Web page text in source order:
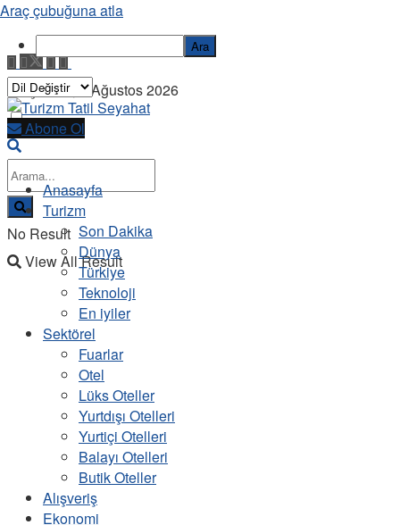
Perşembe, 6 Ağustos 2026
No Result
View All Result
Abone Ol
Anasayfa
Turizm
Son Dakika
Dünya
Türkiye
Teknoloji
En iyiler
Sektörel
Fuarlar
Otel
Lüks Oteller
Yurtdışı Otelleri
Yurtiçi Otelleri
Balayı Otelleri
Butik Oteller
Alışveriş
Ekonomi
Araç çubuğuna atla
Ara